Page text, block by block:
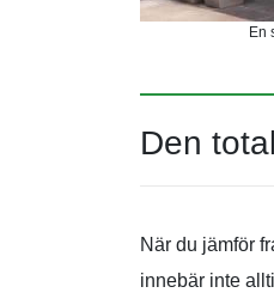
En
Den
När du jämför
innebär inte